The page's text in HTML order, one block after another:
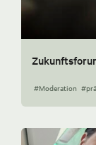
#Moderation